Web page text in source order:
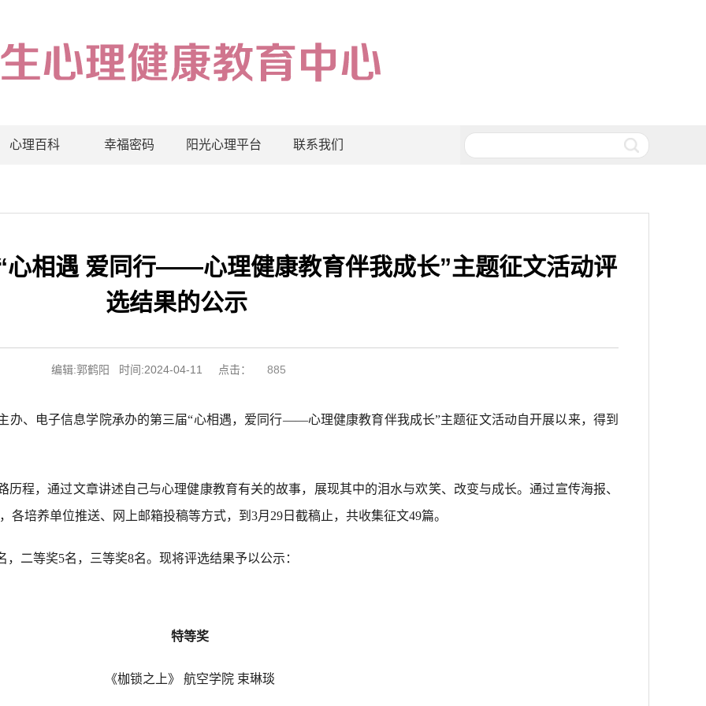
心理百科 幸福密码 阳光心理平台 联系我们
心相遇 爱同行——心理健康教育伴我成长”主题征文活动评
选结果的公示
编辑:郭鹤阳 时间:2024-04-11 点击： 885
办、电子信息学院承办的第三届“心相遇，爱同行——心理健康教育伴我成长”主题征文活动自开展以来，得到
程，通过文章讲述自己与心理健康教育有关的故事，展现其中的泪水与欢笑、改变与成长。通过宣传海报、
培养单位推送、网上邮箱投稿等方式，到3月29日截稿止，共收集征文49篇。
二等奖5名，三等奖8名。现将评选结果予以公示：
特等奖
《枷锁之上》 航空学院 束琳琰